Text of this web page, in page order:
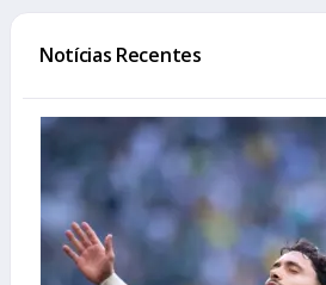
Notícias Recentes